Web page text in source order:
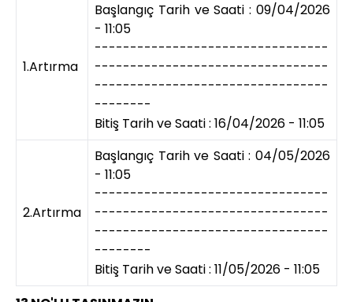
1.Artırma
Başlangıç Tarih ve Saati : 09/04/2026
- 11:05
---------------------------------
---------------------------------
---------------------------------
--------
Bitiş Tarih ve Saati : 16/04/2026 - 11:05
2.Artırma
Başlangıç Tarih ve Saati : 04/05/2026
- 11:05
---------------------------------
---------------------------------
---------------------------------
--------
Bitiş Tarih ve Saati : 11/05/2026 - 11:05